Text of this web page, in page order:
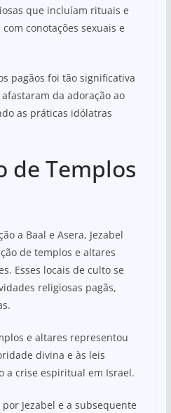
que incluíam rituais e
conotações sexuais e
pagãos foi tão significativa
da adoração ao
as práticas idólatras
de Templos
a Baal e Asera, Jezabel
de templos e altares
Esses locais de culto se
religiosas pagãs,
e altares representou
divina e às leis
a crise espiritual em Israel.
Jezabel e a subsequente